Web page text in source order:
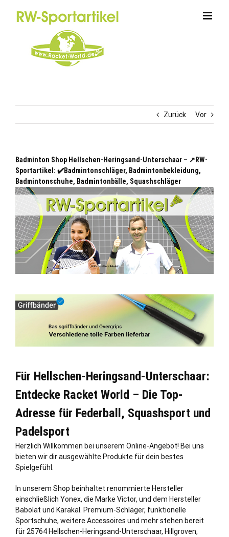
Zurück Vor
Badminton Shop Hellschen-Heringsand-Unterschaar – ↗️RW-
Sportartikel: ✔️Badmintonschläger, Badmintonbekleidung,
Badmintonschuhe, Badmintonbälle, Squashschläger
Für Hellschen-Heringsand-Unterschaar:
Entdecke Racket World – Die Top-
Adresse für Federball, Squashsport und
Padelsport
Herzlich Willkommen bei unserem Online-Angebot! Bei uns
bieten wir dir ausgewählte Produkte für dein bestes
Spielgefühl.
In unserem Shop beinhaltet renommierte Hersteller
einschließlich Yonex, die Marke Victor, und dem Hersteller
Babolat und Karakal. Premium-Schläger, funktionelle
Sportschuhe, weitere Accessoires und mehr stehen bereit
für 25764 Hellschen-Heringsand-Unterschaar, Hillgroven,